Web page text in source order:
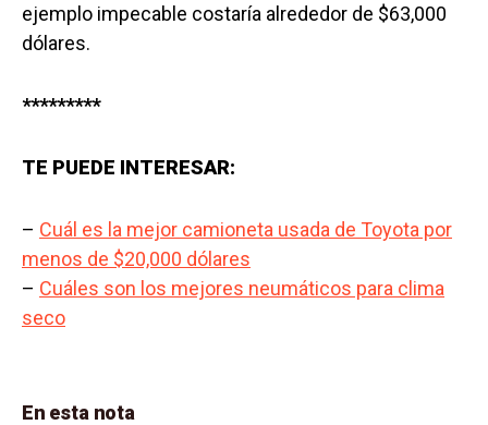
ejemplo impecable costaría alrededor de $63,000
dólares.
*********
TE PUEDE INTERESAR:
– Cuál es la mejor camioneta usada de Toyota por
menos de $20,000 dólares
– Cuáles son los mejores neumáticos para clima
seco
En esta nota